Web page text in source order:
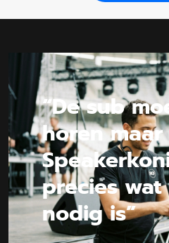
“De sub
horen
precies
nodig is”